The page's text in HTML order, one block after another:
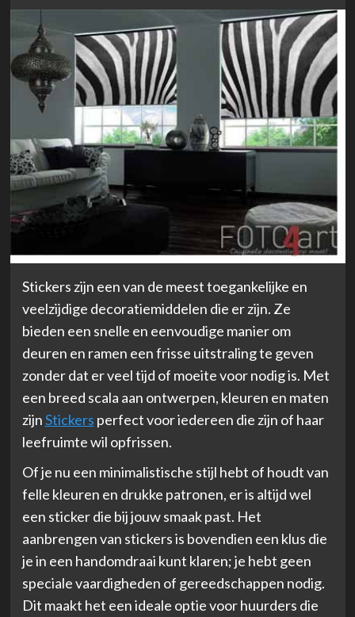
Stickers zijn een van de meest toegankelijke en
veelzijdige decoratiemiddelen die er zijn. Ze
bieden een snelle en eenvoudige manier om
deuren en ramen een frisse uitstraling te geven
zonder dat er veel tijd of moeite voor nodig is. Met
een breed scala aan ontwerpen, kleuren en maten
zijnStickers perfect voor iedereen die zijn of haar
leefruimte wil opfrissen.
Of je nu een minimalistische stijl hebt of houdt van
felle kleuren en drukke patronen, er is altijd wel
een sticker die bij jouw smaak past. Het
aanbrengen van stickers is bovendien een klus die
je in een handomdraai kunt klaren; je hebt geen
speciale vaardigheden of gereedschappen nodig.
Dit maakt het een ideale optie voor huurders die